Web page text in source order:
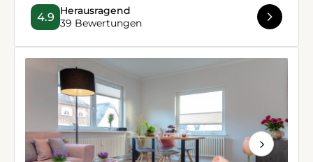
4.9 Herausragend
39 Bewertungen